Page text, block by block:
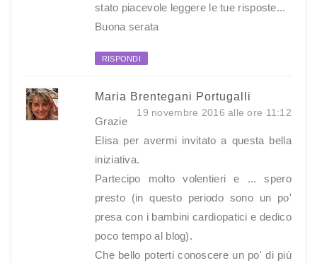
stato piacevole leggere le tue risposte...
Buona serata
RISPONDI
Maria Brentegani Portugalli
19 novembre 2016 alle ore 11:12
Grazie
Elisa per avermi invitato a questa bella
iniziativa.
Partecipo molto volentieri e ... spero
presto (in questo periodo sono un po'
presa con i bambini cardiopatici e dedico
poco tempo al blog).
Che bello poterti conoscere un po' di più